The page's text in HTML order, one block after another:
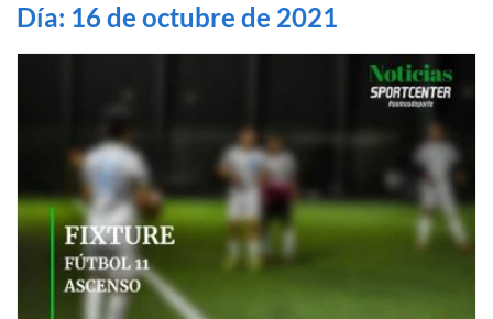
Día: 16 de octubre de 2021